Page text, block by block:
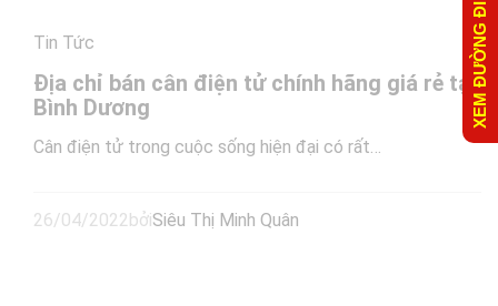
Tin Tức
Địa chỉ bán cân điện tử chính hãng giá rẻ tại
Bình Dương
Cân điện tử trong cuộc sống hiện đại có rất…
26/04/2022bởiSiêu Thị Minh Quân
XEM ĐƯỜNG ĐI